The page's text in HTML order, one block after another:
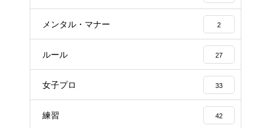
メンタル・マナー 2
ルール 27
女子プロ 33
練習 42